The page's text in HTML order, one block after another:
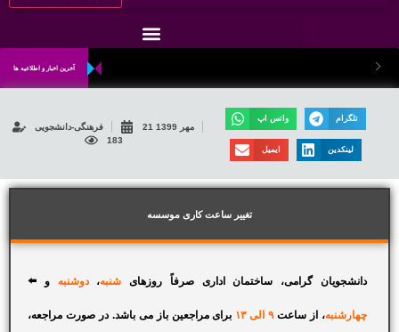
آخرین اخبار و اطلاعیه ها
فرهنگی-دانشجویی
21 مهر 1399
183
واتس اپ تلگرام
ایمیل لینکدین
تغییر ساعت کاری موسسه
⬅️ دانشجویان گرامی، ساختمان اداری صرفاً روزهای شنبه،دوشنبه و
چهارشنبه، از ساعت۹ الی ۱۳ برای مراجعین باز می باشد. در صورت مراجعه،